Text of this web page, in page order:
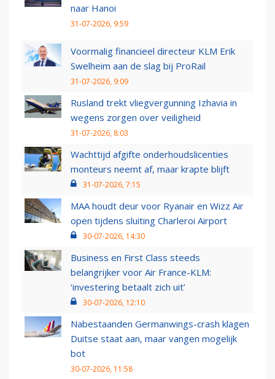
naar Hanoi
31-07-2026, 9:59
Voormalig financieel directeur KLM Erik
Swelheim aan de slag bij ProRail
31-07-2026, 9:09
Rusland trekt vliegvergunning Izhavia in
wegens zorgen over veiligheid
31-07-2026, 8:03
Wachttijd afgifte onderhoudslicenties
monteurs neemt af, maar krapte blijft
31-07-2026, 7:15
MAA houdt deur voor Ryanair en Wizz Air
open tijdens sluiting Charleroi Airport
30-07-2026, 14:30
Business en First Class steeds
belangrijker voor Air France-KLM:
‘investering betaalt zich uit’
30-07-2026, 12:10
Nabestaanden Germanwings-crash klagen
Duitse staat aan, maar vangen mogelijk
bot
30-07-2026, 11:58